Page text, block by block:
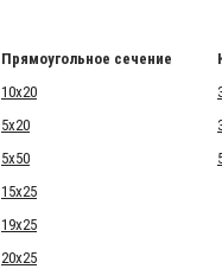
Прямоугольное сечение
10x20
5x20
5x50
15x25
19x25
20x25